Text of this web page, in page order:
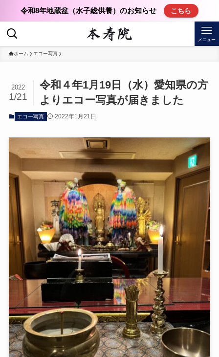
令和8年地蔵盆（水子総供養）のお知らせ こちら
メニュー
ホーム エコー写真
令和４年1月19日（水）愛知県の方
よりエコー写真が届きました
2022
1/21
エコー写真 2022年1月21日